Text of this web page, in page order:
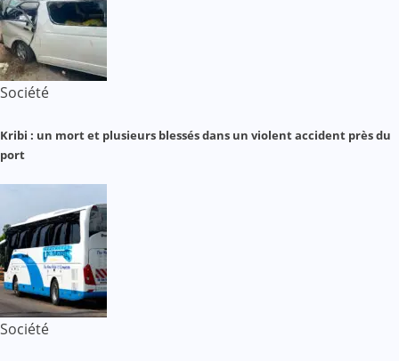
Société
Kribi : un mort et plusieurs blessés dans un violent accident près du
port
Société